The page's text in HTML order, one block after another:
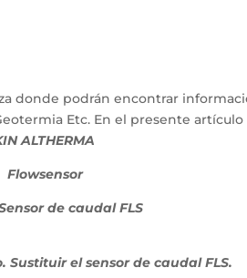
donde podrán encontrar
Etc. En el presente
ALTHERMA
Flowsensor
de caudal FLS
Sustituir el sensor de caudal FLS.